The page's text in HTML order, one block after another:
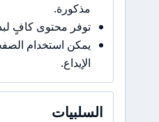
مذكورة.
توفر محتوى كافٍ لبدء
يمكن استخدام
الإيداع.
السلبيات